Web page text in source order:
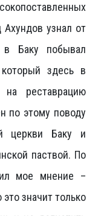
Ахундов узнал от
Баку побывал
здесь в
реставрацию
по этому поводу
церкви Баку и
паствой. По
мое мнение –
значит только